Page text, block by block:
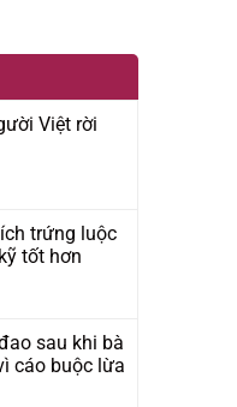
Việt rời
trứng luộc
tốt hơn
sau khi bà
cáo buộc lừa